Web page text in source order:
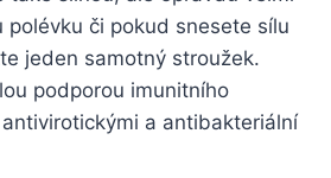
polévku či pokud snesete sílu
jeden samotný stroužek.
podporou imunitního
a antibakteriální